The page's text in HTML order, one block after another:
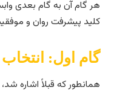
گام آن به گام بعدی
پیشرفت روان و
اول: انتخاب و
که قبلاً اشاره شد،